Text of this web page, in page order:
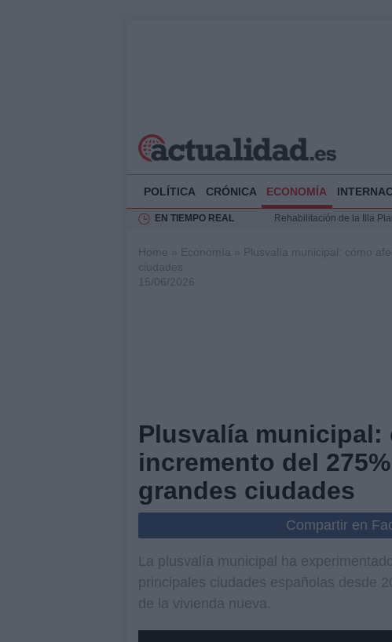
POLÍTICA CRÓNICA ECONOMÍA
EN TIEMPO REAL
Rehabilitación de la Illa
La compra del ático de
Home » Economía » Plusvalía municipal: cómo
ciudades
15/06/2026
Plusvalía municipal:
incremento del
grandes ciudades
Compartir en
La plusvalía municipal ha
principales ciudades españolas desde
de la vivienda nueva.